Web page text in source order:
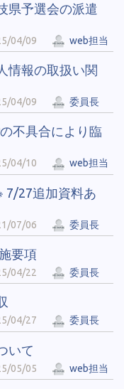
県予選会の派遣
04/09 web担当
情報の取扱い関
04/09 委員長
不具合により臨
04/10 web担当
27追加資料あ
07/06 委員長
要項
04/22 委員長
04/27 委員長
いて
05/05 web担当